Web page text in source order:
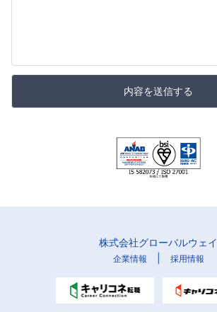
内容を送信する
株式会社グローバルウェイ
企業情報 採用情報